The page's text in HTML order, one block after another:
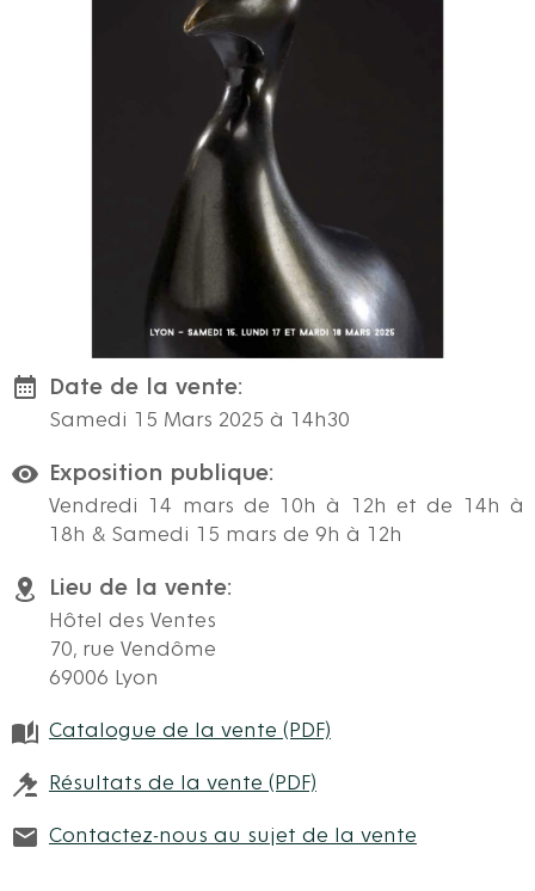
Date de la vente:
Samedi 15 Mars 2025 à 14h30
Exposition publique:
Vendredi 14 mars de 10h à 12h et de 14h à
18h & Samedi 15 mars de 9h à 12h
Lieu de la vente:
Hôtel des Ventes
70, rue Vendôme
69006 Lyon
Catalogue de la vente (PDF)
Résultats de la vente (PDF)
Contactez-nous au sujet de la vente